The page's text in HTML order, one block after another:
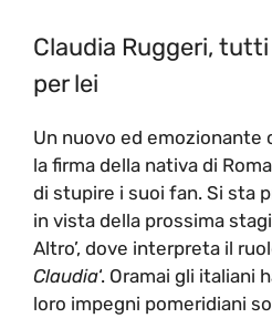
Claudia Ruggeri,
per lei
Un nuovo ed
la firma della nativa di
di stupire i suoi fan. Si sta
in vista della prossima
Altro’, dove interpreta il
Claudia‘. Oramai gli
loro impegni pomeridiani